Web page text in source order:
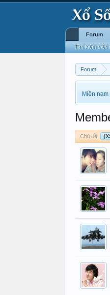
Forum
Miền nam
Chủ đề:
Forum
Tìm kiếm diễn